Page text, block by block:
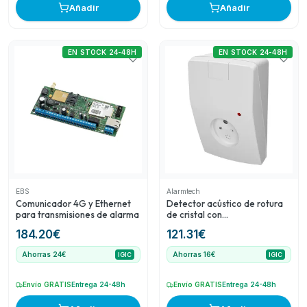
Añadir Añadir
EBS
Comunicador 4G y Ethernet
para transmisiones de alarma
184.20€
EN STOCK 24-48H
Ahorras 24€ IGIC
Envío GRATIS Entrega 24-48h
Alarmtech
Detector acústico de rotura
de cristal con
121.31€
EN STOCK 24-48H
Ahorras 16€ IGIC
Envío GRATIS Entrega 24-48h